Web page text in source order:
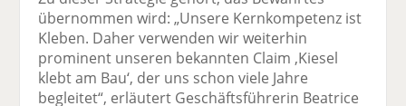
übernommen wird: „Unsere Kernkompetenz ist
Kleben. Daher verwenden wir weiterhin
prominent unseren bekannten Claim ,Kiesel
klebt am Bau‘, der uns schon viele Jahre
begleitet“, erläutert Geschäftsführerin Beatrice